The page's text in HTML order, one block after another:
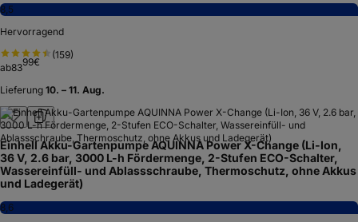
8,5
Hervorragend
(159)
ab8399€
Lieferung 10. – 11. Aug.
Einhell Akku-Gartenpumpe AQUINNA Power X-Change (Li-Ion,
36 V, 2.6 bar, 3000 L-h Fördermenge, 2-Stufen ECO-Schalter,
Wassereinfüll- und Ablassschraube, Thermoschutz, ohne Akkus
und Ladegerät)
8,6